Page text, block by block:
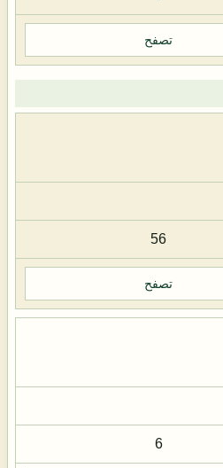
تصفح
56
تصفح
6